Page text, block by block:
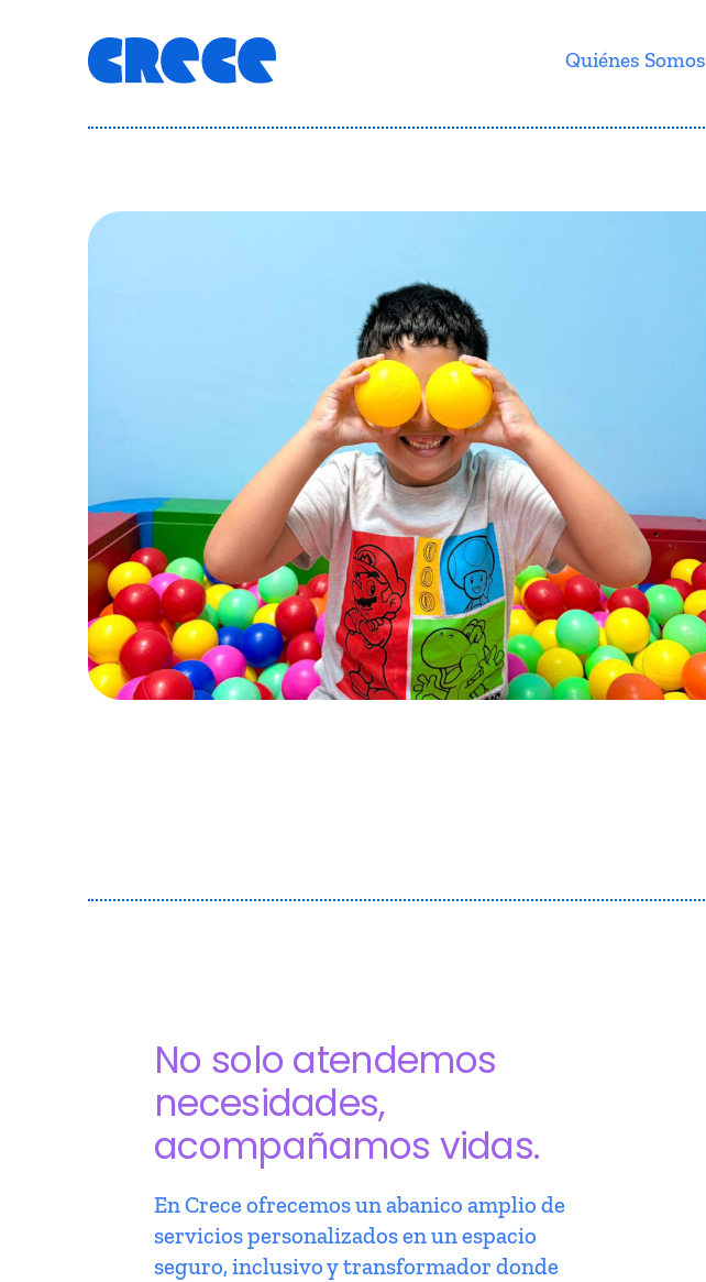
Quiénes Somos
No solo atendemos
necesidades,
acompañamos vidas.
En Crece ofrecemos un abanico amplio de
servicios personalizados en un espacio
seguro, inclusivo y transformador donde